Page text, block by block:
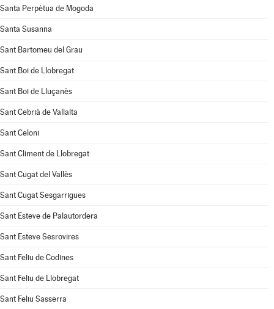
Santa Perpètua de Mogoda
Santa Susanna
Sant Bartomeu del Grau
Sant Boi de Llobregat
Sant Boi de Lluçanès
Sant Cebrià de Vallalta
Sant Celoni
Sant Climent de Llobregat
Sant Cugat del Vallès
Sant Cugat Sesgarrigues
Sant Esteve de Palautordera
Sant Esteve Sesrovires
Sant Feliu de Codines
Sant Feliu de Llobregat
Sant Feliu Sasserra